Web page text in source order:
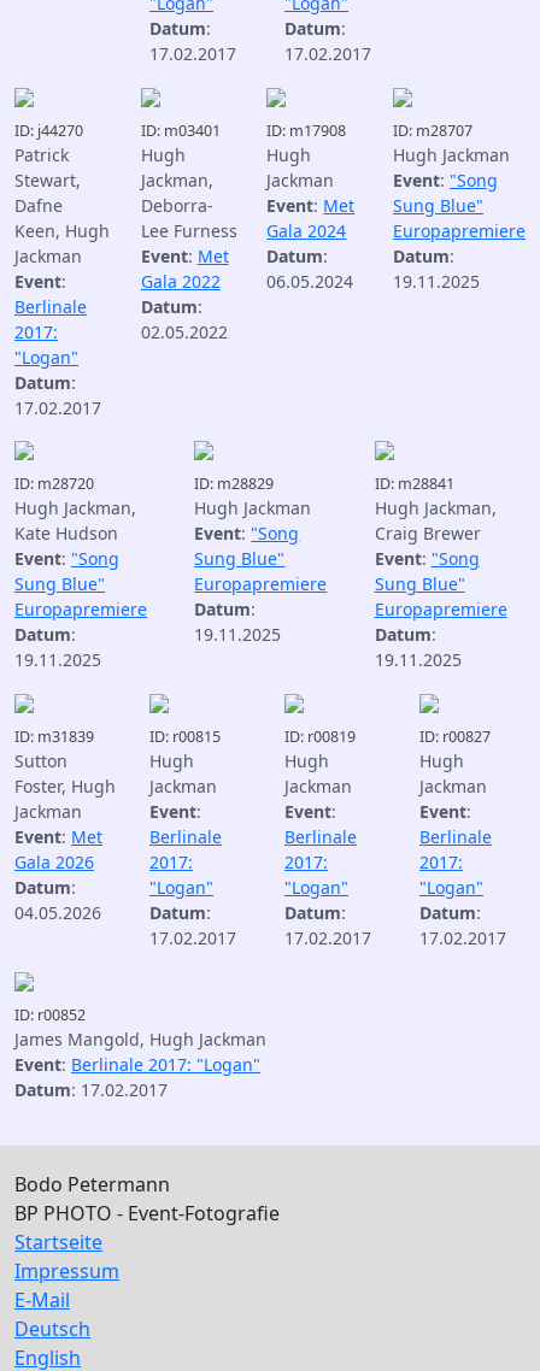
Datum:
17.02.2017
Datum:
17.02.2017
ID: j44270
Patrick
Stewart,
Dafne
Keen, Hugh
Jackman
Event:
Berlinale
2017:
"Logan"
Datum:
17.02.2017
ID: m03401
Hugh
Jackman,
Deborra-
Lee Furness
Event: Met
Gala 2022
Datum:
02.05.2022
ID: m17908
Hugh
Jackman
Event: Met
Gala 2024
Datum:
06.05.2024
ID: m28707
Hugh Jackman
Event: "Song
Sung Blue"
Europapremiere
Datum:
19.11.2025
ID: m28720
Hugh Jackman,
Kate Hudson
Event: "Song
Sung Blue"
Europapremiere
Datum:
19.11.2025
ID: m28829
Hugh Jackman
Event: "Song
Sung Blue"
Europapremiere
Datum:
19.11.2025
ID: m28841
Hugh Jackman,
Craig Brewer
Event: "Song
Sung Blue"
Europapremiere
Datum:
19.11.2025
ID: m31839
Sutton
Foster, Hugh
Jackman
Event: Met
Gala 2026
Datum:
04.05.2026
ID: r00815
Hugh
Jackman
Event:
Berlinale
2017:
"Logan"
Datum:
17.02.2017
ID: r00819
Hugh
Jackman
Event:
Berlinale
2017:
"Logan"
Datum:
17.02.2017
ID: r00827
Hugh
Jackman
Event:
Berlinale
2017:
"Logan"
Datum:
17.02.2017
ID: r00852
James Mangold, Hugh Jackman
Event: Berlinale 2017: "Logan"
Datum: 17.02.2017
Bodo Petermann
BP PHOTO - Event-Fotografie
Startseite
Impressum
E-Mail
Deutsch
English